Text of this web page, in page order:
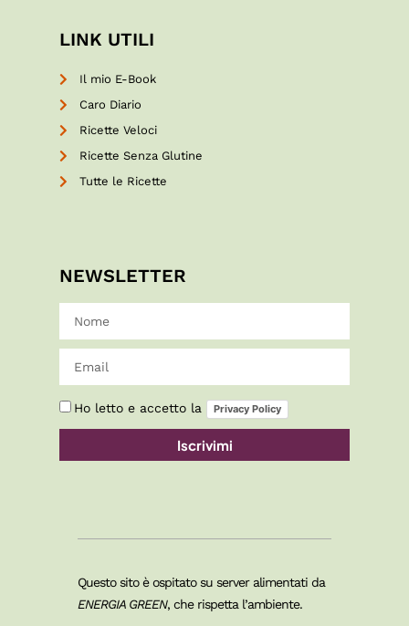
LINK UTILI
Il mio E-Book
Caro Diario
Ricette Veloci
Ricette Senza Glutine
Tutte le Ricette
NEWSLETTER
Ho letto e accetto la Privacy Policy
Iscrivimi
Questo sito è ospitato su server alimentati da
ENERGIA GREEN, che rispetta l’ambiente.